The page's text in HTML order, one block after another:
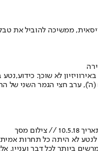
ממשיכה להוביל את
לא שוכך. כידוע,נטע
(ה'), ערב חצי הגמר השני
מסך